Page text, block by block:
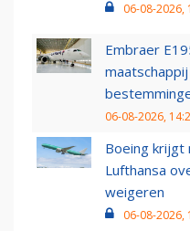
06-08-2026,
Embraer
06-08-2026,
Boeing krijgt
Lufthansa
weigeren
06-08-2026,